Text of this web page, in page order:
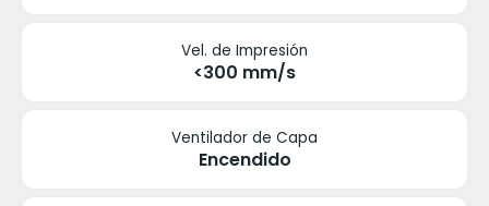
Vel. de Impresión
<300 mm/s
Ventilador de Capa
Encendido